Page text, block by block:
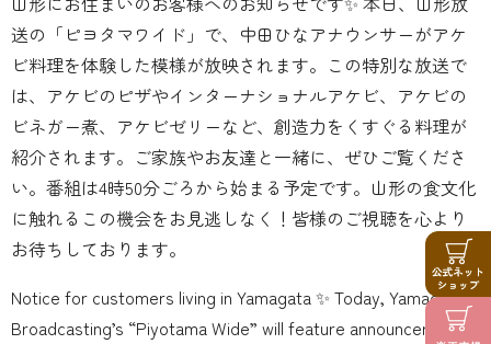
送の「ピヨタマワイド」で、中田ひなアナウンサーがアケ
ビ料理を体験した模様が放映されます️。この特別な放送で
は、アケビのピザやインターナショナルアケビ、アケビの
ビネガー煮、アケビゼリーなど、創造力をくすぐる料理が
紹介されます。ご家族やお友達と一緒に、ぜひご覧くださ
い。番組は4時50分ごろから始まる予定です。山形の食文化
に触れるこの機会をお見逃しなく！皆様のご視聴を心より
お待ちしております。
Notice for customers living in Yamagata ✨ Today, Yamagata
Broadcasting’s “Piyotama Wide” will feature announcer